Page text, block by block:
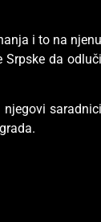
i to na njenu
Srpske da odluči
saradnici